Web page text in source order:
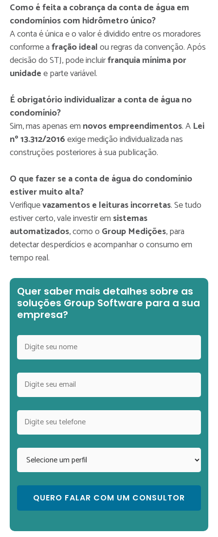
Como é feita a cobrança da conta de água em
condomínios com hidrômetro único?
A conta é única e o valor é dividido entre os moradores
conforme afração idealou regras da convenção. Após
decisão do STJ, pode incluirfranquia mínima por
unidadee parte variável.
É obrigatório individualizar a conta de água no
condomínio?
Sim, mas apenas em novos empreendimentos. A Lei
nº 13.312/2016exige medição individualizada nas
construções posteriores à sua publicação.
O que fazer se a conta de água do condomínio
estiver muito alta?
Verifiquevazamentos e leituras incorretas. Se tudo
estiver certo, vale investir em sistemas
automatizados, como o Group Medições, para
detectar desperdícios e acompanhar o consumo em
tempo real.
Quer saber mais detalhes sobre as
soluções Group Software para a sua
empresa?